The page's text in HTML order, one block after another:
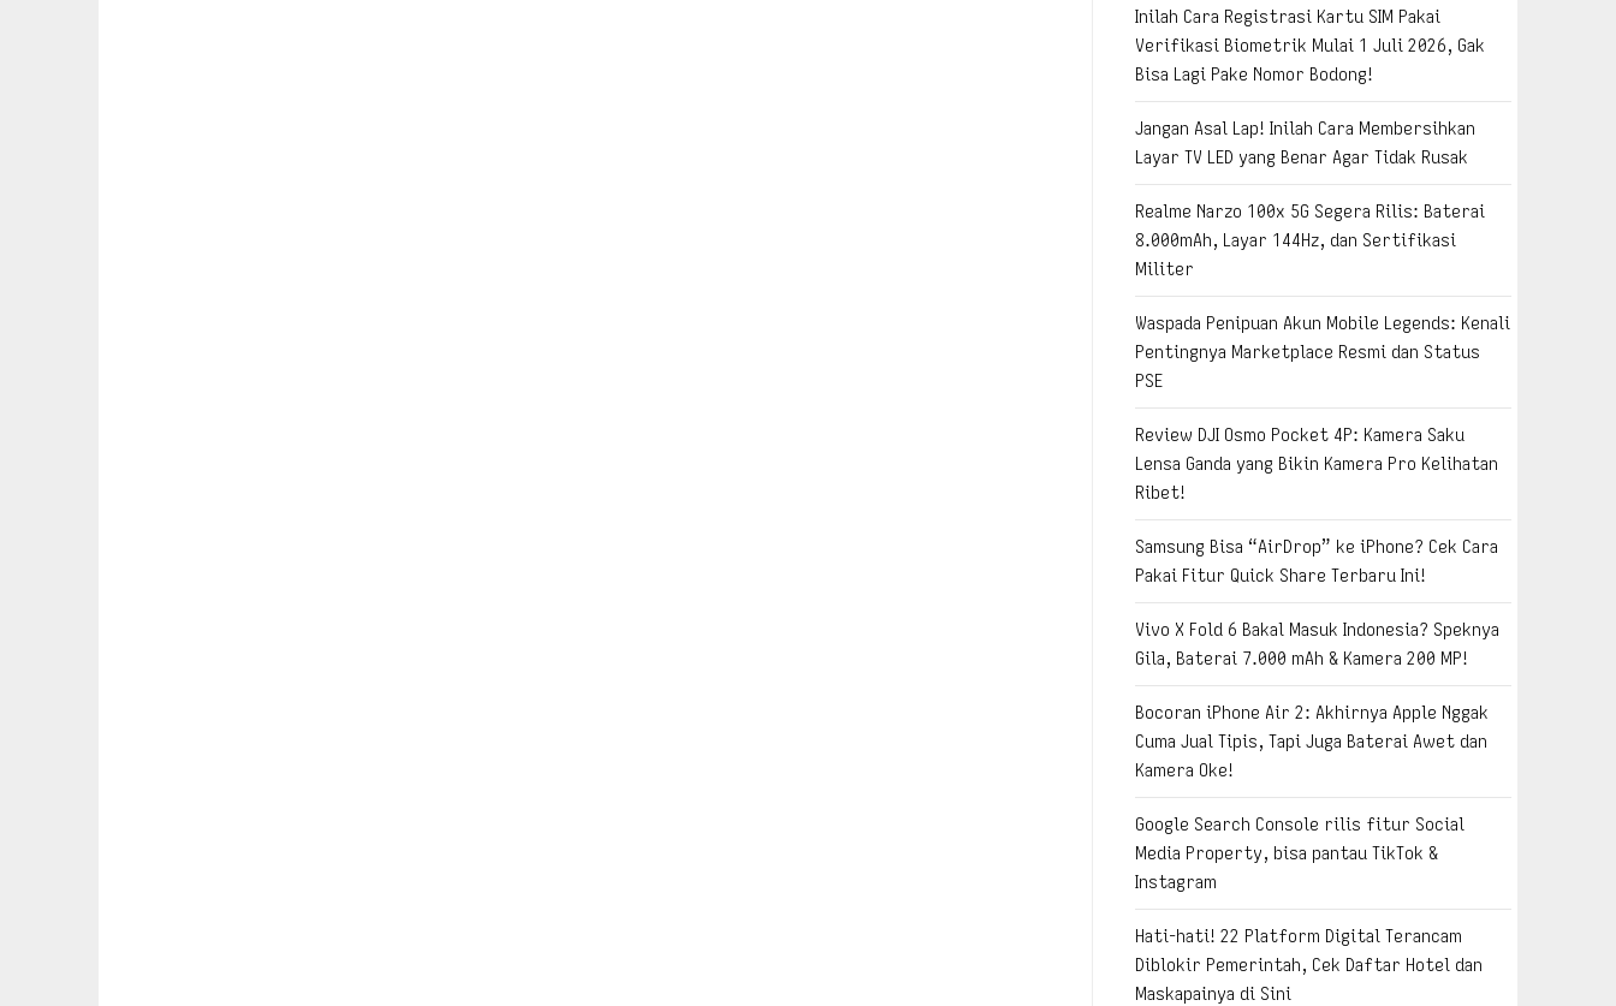
Inilah Cara Registrasi Kartu SIM Pakai
Verifikasi Biometrik Mulai 1 Juli 2026, Gak
Bisa Lagi Pake Nomor Bodong!
Jangan Asal Lap! Inilah Cara Membersihkan
Layar TV LED yang Benar Agar Tidak Rusak
Realme Narzo 100x 5G Segera Rilis: Baterai
8.000mAh, Layar 144Hz, dan Sertifikasi
Militer
Waspada Penipuan Akun Mobile Legends: Kenali
Pentingnya Marketplace Resmi dan Status
PSE
Review DJI Osmo Pocket 4P: Kamera Saku
Lensa Ganda yang Bikin Kamera Pro Kelihatan
Ribet!
Samsung Bisa “AirDrop” ke iPhone? Cek Cara
Pakai Fitur Quick Share Terbaru Ini!
Vivo X Fold 6 Bakal Masuk Indonesia? Speknya
Gila, Baterai 7.000 mAh & Kamera 200 MP!
Bocoran iPhone Air 2: Akhirnya Apple Nggak
Cuma Jual Tipis, Tapi Juga Baterai Awet dan
Kamera Oke!
Google Search Console rilis fitur Social
Media Property, bisa pantau TikTok &
Instagram
Hati-hati! 22 Platform Digital Terancam
Diblokir Pemerintah, Cek Daftar Hotel dan
Maskapainya di Sini